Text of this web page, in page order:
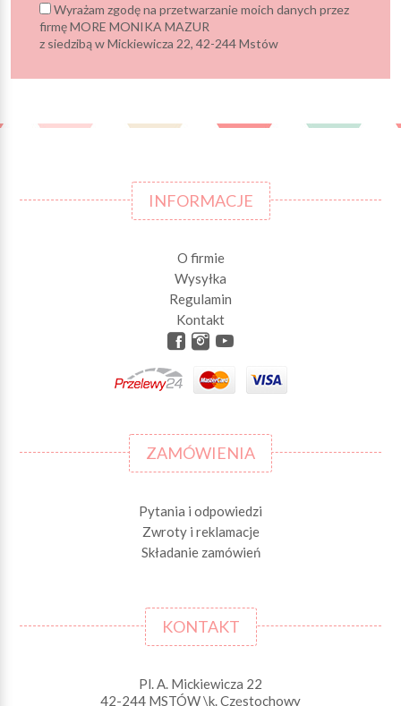
Wyrażam zgodę na przetwarzanie moich danych przez
firmę MORE MONIKA MAZUR
z siedzibą w Mickiewicza 22, 42-244 Mstów
INFORMACJE
O firmie
Wysyłka
Regulamin
Kontakt
ZAMÓWIENIA
Pytania i odpowiedzi
Zwroty i reklamacje
Składanie zamówień
KONTAKT
Pl. A. Mickiewicza 22
42-244 MSTÓW \k. Częstochowy